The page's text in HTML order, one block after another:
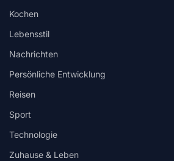
Kochen
Lebensstil
Nachrichten
Persönliche Entwicklung
Reisen
Sport
Technologie
Zuhause & Leben